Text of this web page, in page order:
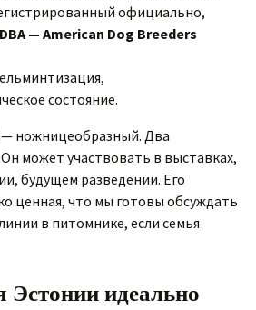
официально,
— American Dog Breeders
состояние.
ножницеобразный. Два
может участвовать в выставках,
будущем разведении. Его
ценная, что мы готовы обсуждать
в питомнике, если семья
Эстонии идеально